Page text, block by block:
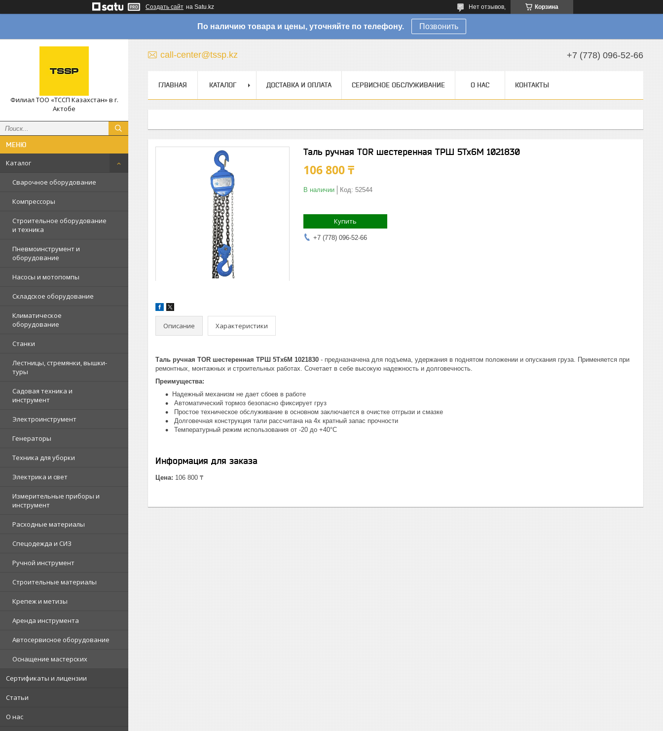
Создать сайт на Satu.kz Корзина
Нет отзывов,
По наличию товара и цены, уточняйте по телефону. Позвонить
Филиал ТОО «ТССП Казахстан» в г.
Актобе
Каталог
Сварочное оборудование
Компрессоры
Строительное оборудование
и техника
Пневмоинструмент и
оборудование
Насосы и мотопомпы
Складское оборудование
Климатическое
оборудование
Станки
Лестницы, стремянки, вышки-
туры
Садовая техника и
инструмент
Электроинструмент
Генераторы
Техника для уборки
Электрика и свет
Измерительные приборы и
инструмент
Расходные материалы
Спецодежда и СИЗ
Ручной инструмент
Строительные материалы
Крепеж и метизы
Аренда инструмента
Автосервисное оборудование
Оснащение мастерских
Сертификаты и лицензии
Статьи
О нас
call-center@tssp.kz +7 (778) 096-52-66
ГЛАВНАЯ КАТАЛОГ ДОСТАВКА И ОПЛАТА СЕРВИСНОЕ ОБСЛУЖИВАНИЕ О НАС КОНТАКТЫ
Таль ручная TOR шестеренная ТРШ 5Тх6M 1021830
106 800 ₸
В наличии Код: 52544
Купить
+7 (778) 096-52-66
Описание Характеристики
Таль ручная TOR шестеренная ТРШ 5Тх6M 1021830 - предназначена для подъема, удержания в поднятом положении и опускания груза. Применяется при
ремонтных, монтажных и строительных работах. Сочетает в себе высокую надежность и долговечность.
Преимущества:
Надежный механизм не дает сбоев в работе
Автоматический тормоз безопасно фиксирует груз
Простое техническое обслуживание в основном заключается в очистке отгрызи и смазке
Долговечная конструкция тали рассчитана на 4х кратный запас прочности
Температурный режим использования от -20 до +40°C
Информация для заказа
Цена: 106 800 ₸